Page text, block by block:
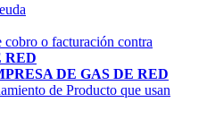
cobro o facturación contra
RED
DE GAS DE RED
de Producto que usan